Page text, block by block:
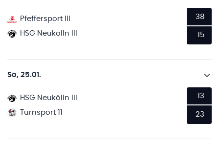
Pfeffersport III
HSG Neukölln III
38
15
So, 25.01.
HSG Neukölln III
Turnsport 11
13
23